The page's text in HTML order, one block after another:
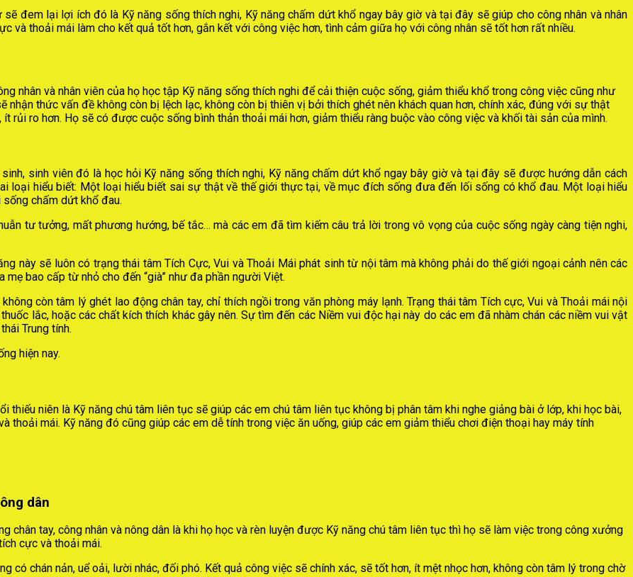
đem lại lợi ích đó là Kỹ năng sống thích nghi, Kỹ năng chấm dứt khổ ngay bây giờ và tại đây sẽ giúp cho công nhân và nhân
và thoải mái làm cho kết quả tốt hơn, gắn kết với công việc hơn, tình cảm giữa họ với công nhân sẽ tốt hơn rất nhiều.
nhân và nhân viên của họ học tập Kỹ năng sống thích nghi để cải thiện cuộc sống, giảm thiểu khổ trong công việc cũng như
thức vấn đề không còn bị lệch lạc, không còn bị thiên vị bởi thích ghét nên khách quan hơn, chính xác, đúng với sự thật
rủi ro hơn. Họ sẽ có được cuộc sống bình thản thoải mái hơn, giảm thiểu ràng buộc vào công việc và khối tài sản của mình.
sinh viên đó là học hỏi Kỹ năng sống thích nghi, Kỹ năng chấm dứt khổ ngay bây giờ và tại đây sẽ được hướng dẫn cách
loại hiểu biết: Một loại hiểu biết sai sự thật về thế giới thực tại, về mục đích sống đưa đến lối sống có khổ đau. Một loại hiểu
chấm dứt khổ đau.
tư tưởng, mất phương hướng, bế tắc… mà các em đã tìm kiếm câu trả lời trong vô vọng của cuộc sống ngày càng tiện nghi,
này sẽ luôn có trạng thái tâm Tích Cực, Vui và Thoải Mái phát sinh từ nội tâm mà không phải do thế giới ngoại cảnh nên các
bao cấp từ nhỏ cho đến “già” như đa phần người Việt.
còn tâm lý ghét lao động chân tay, chỉ thích ngồi trong văn phòng máy lạnh. Trạng thái tâm Tích cực, Vui và Thoải mái nội
lắc, hoặc các chất kích thích khác gây nên. Sự tìm đến các Niềm vui độc hại này do các em đã nhàm chán các niềm vui vật
Trung tính.
hiện nay.
niên là Kỹ năng chú tâm liên tục sẽ giúp các em chú tâm liên tục không bị phân tâm khi nghe giảng bài ở lớp, khi học bài,
thoải mái. Kỹ năng đó cũng giúp các em dễ tính trong việc ăn uống, giúp các em giảm thiểu chơi điện thoại hay máy tính
dân
tay, công nhân và nông dân là khi họ học và rèn luyện được Kỹ năng chú tâm liên tục thì họ sẽ làm việc trong công xưởng
cực và thoải mái.
có chán nản, uể oải, lười nhác, đối phó. Kết quả công việc sẽ chính xác, sẽ tốt hơn, ít mệt nhọc hơn, không còn tâm lý trong chờ